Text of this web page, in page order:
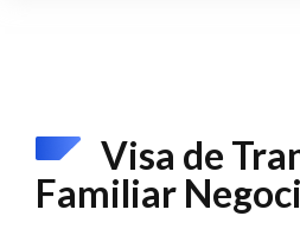
Visa de
Familiar